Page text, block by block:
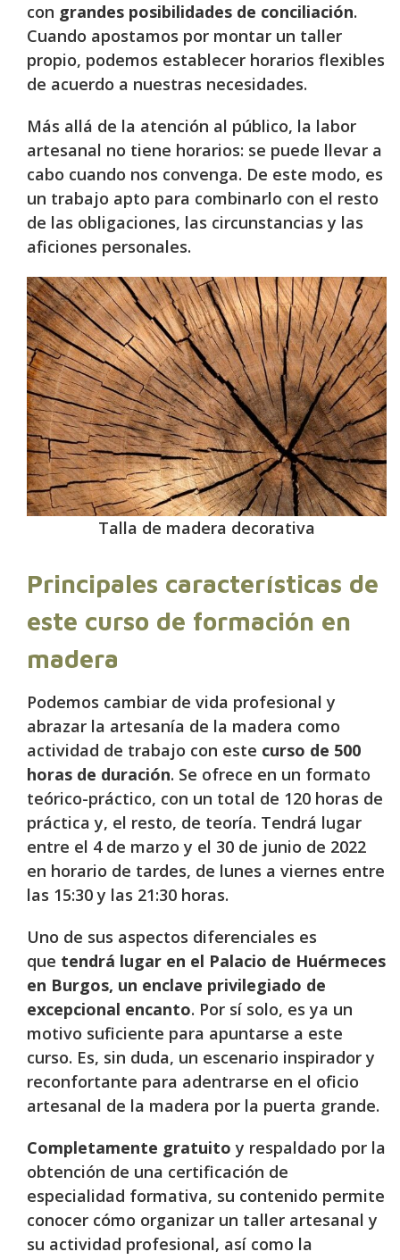
con grandes posibilidades de conciliación.
Cuando apostamos por montar un taller
propio, podemos establecer horarios flexibles
de acuerdo a nuestras necesidades.
Más allá de la atención al público, la labor
artesanal no tiene horarios: se puede llevar a
cabo cuando nos convenga. De este modo, es
un trabajo apto para combinarlo con el resto
de las obligaciones, las circunstancias y las
aficiones personales.
Talla de madera decorativa
Principales características de
este curso de formación en
madera
Podemos cambiar de vida profesional y
abrazar la artesanía de la madera como
actividad de trabajo con este curso de 500
horas de duración. Se ofrece en un formato
teórico-práctico, con un total de 120 horas de
práctica y, el resto, de teoría. Tendrá lugar
entre el 4 de marzo y el 30 de junio de 2022
en horario de tardes, de lunes a viernes entre
las 15:30 y las 21:30 horas.
Uno de sus aspectos diferenciales es
que tendrá lugar en el Palacio de Huérmeces
en Burgos, un enclave privilegiado de
excepcional encanto. Por sí solo, es ya un
motivo suficiente para apuntarse a este
curso. Es, sin duda, un escenario inspirador y
reconfortante para adentrarse en el oficio
artesanal de la madera por la puerta grande.
Completamente gratuito y respaldado por la
obtención de una certificación de
especialidad formativa, su contenido permite
conocer cómo organizar un taller artesanal y
su actividad profesional, así como la